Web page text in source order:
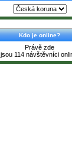
Kdo je online?
Právě zde
jsou 114 návštěvníci